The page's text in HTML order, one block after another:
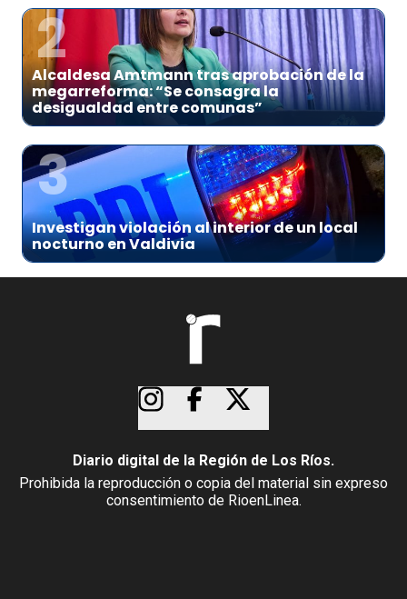
2
Alcaldesa Amtmann tras aprobación de la
megarreforma: “Se consagra la
desigualdad entre comunas”
3
Investigan violación al interior de un local
nocturno en Valdivia
Diario digital de la Región de Los Ríos.
Prohibida la reproducción o copia del material sin expreso
consentimiento de RioenLinea.